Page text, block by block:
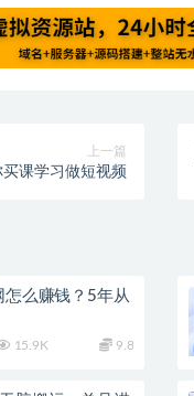
上一篇
课学习做短视频
么赚钱？5年从
15.9K 9.8